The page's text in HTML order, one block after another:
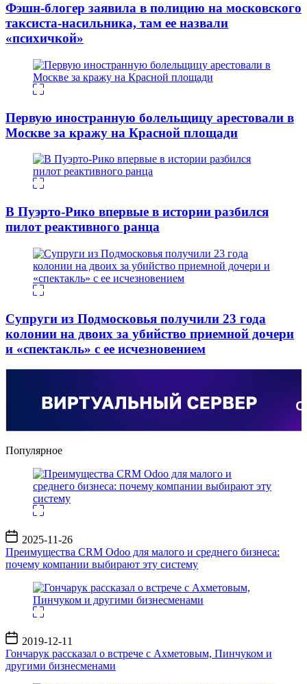
Фэшн-блогер заявила в полицию на московского
таксиста-насильника, там ее назвали
«психичкой»
Первую иностранную болельщицу арестовали в
Москве за кражу на Красной площади
В Пуэрто-Рико впервые в истории разбился
пилот реактивного ранца
Супруги из Подмосковья получили 23 года
колонии на двоих за убийство приемной дочери
и «спектакль» с ее исчезновением
Популярное
Дата
записи
2025-11-26
Преимущества CRM Odoo для малого и среднего бизнеса:
почему компании выбирают эту систему
Дата
записи
2019-12-11
Гончарук рассказал о встрече с Ахметовым, Пинчуком и
другими бизнесменами